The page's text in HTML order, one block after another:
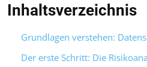
Inhaltsverzeichnis
Grundlagen verstehen:
Der erste Schritt: Die